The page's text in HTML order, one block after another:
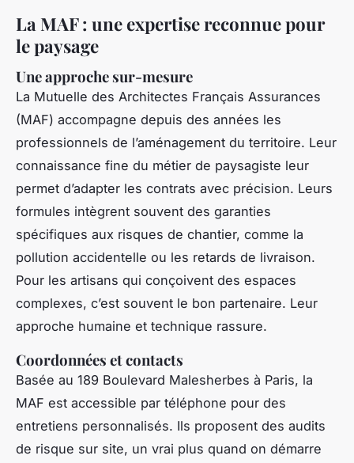
La MAF : une expertise reconnue pour
le paysage
Une approche sur-mesure
La Mutuelle des Architectes Français Assurances
(MAF) accompagne depuis des années les
professionnels de l’aménagement du territoire. Leur
connaissance fine du métier de paysagiste leur
permet d’adapter les contrats avec précision. Leurs
formules intègrent souvent des garanties
spécifiques aux risques de chantier, comme la
pollution accidentelle ou les retards de livraison.
Pour les artisans qui conçoivent des espaces
complexes, c’est souvent le bon partenaire. Leur
approche humaine et technique rassure.
Coordonnées et contacts
Basée au 189 Boulevard Malesherbes à Paris, la
MAF est accessible par téléphone pour des
entretiens personnalisés. Ils proposent des audits
de risque sur site, un vrai plus quand on démarre